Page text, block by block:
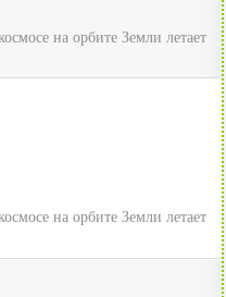
на орбите Земли летает
на орбите Земли летает